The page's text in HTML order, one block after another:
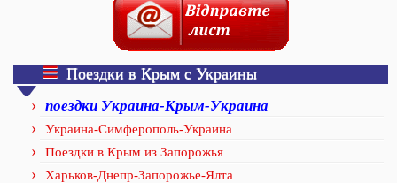
Поездки в Крым с Украины
поездки Украина-Крым-Украина
Украина-Симферополь-Украина
Поездки в Крым из Запорожья
Харьков-Днепр-Запорожье-Ялта